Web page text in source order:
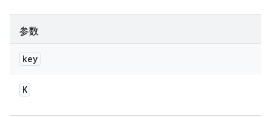
参数
key
K